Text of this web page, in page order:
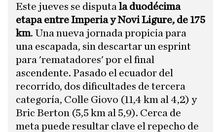
Este jueves se disputa la duodécima
etapa entre Imperia y Novi Ligure, de 175
km. Una nueva jornada propicia para
una escapada, sin descartar un esprint
para 'rematadores' por el final
ascendente. Pasado el ecuador del
recorrido, dos dificultades de tercera
categoría, Colle Giovo (11,4 km al 4,2) y
Bric Berton (5,5 km al 5,9). Cerca de
meta puede resultar clave el repecho de